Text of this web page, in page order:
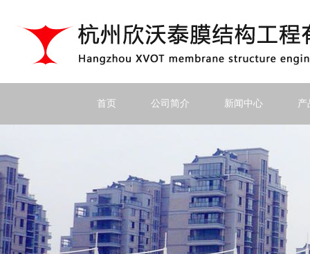
首页 公司简介 新闻中心 产